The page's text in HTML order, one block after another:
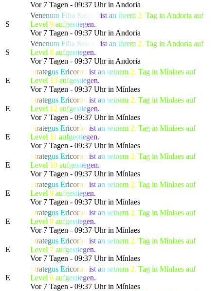
Vor 7 Tagen - 09:37 Uhr in Andoria
S
Venenum Filia Sasc ist an ihrem 2. Tag in Andoria auf
Level 9 aufgestiegen.
Vor 7 Tagen - 09:37 Uhr in Andoria
S
Venenum Filia Sasc ist an ihrem 2. Tag in Andoria auf
Level 8 aufgestiegen.
Vor 7 Tagen - 09:37 Uhr in Andoria
E
Strategus Ericoron ist an seinem 2. Tag in Mínlaes auf
Level 13 aufgestiegen.
Vor 7 Tagen - 09:37 Uhr in Mínlaes
E
Strategus Ericoron ist an seinem 2. Tag in Mínlaes auf
Level 12 aufgestiegen.
Vor 7 Tagen - 09:37 Uhr in Mínlaes
E
Strategus Ericoron ist an seinem 2. Tag in Mínlaes auf
Level 11 aufgestiegen.
Vor 7 Tagen - 09:37 Uhr in Mínlaes
E
Strategus Ericoron ist an seinem 2. Tag in Mínlaes auf
Level 10 aufgestiegen.
Vor 7 Tagen - 09:37 Uhr in Mínlaes
E
Strategus Ericoron ist an seinem 2. Tag in Mínlaes auf
Level 9 aufgestiegen.
Vor 7 Tagen - 09:37 Uhr in Mínlaes
E
Strategus Ericoron ist an seinem 2. Tag in Mínlaes auf
Level 8 aufgestiegen.
Vor 7 Tagen - 09:37 Uhr in Mínlaes
E
Strategus Ericoron ist an seinem 2. Tag in Mínlaes auf
Level 7 aufgestiegen.
Vor 7 Tagen - 09:37 Uhr in Mínlaes
E
Strategus Ericoron ist an seinem 2. Tag in Mínlaes auf
Level 6 aufgestiegen.
Vor 7 Tagen - 09:37 Uhr in Mínlaes